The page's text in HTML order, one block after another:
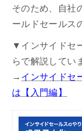
そのため、自社
ールドセールス
▼インサイドセ
らで解説してい
→ インサイドセ
は【入門編】